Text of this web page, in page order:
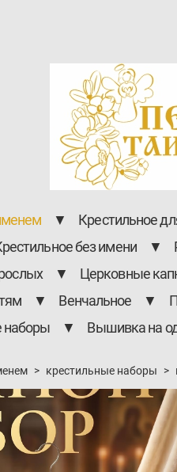
▼ Крестильное
без имени ▼
▼ Церковные
▼ Венчальное ▼
наборы
▼ Вышивка на
> крестильные наборы >